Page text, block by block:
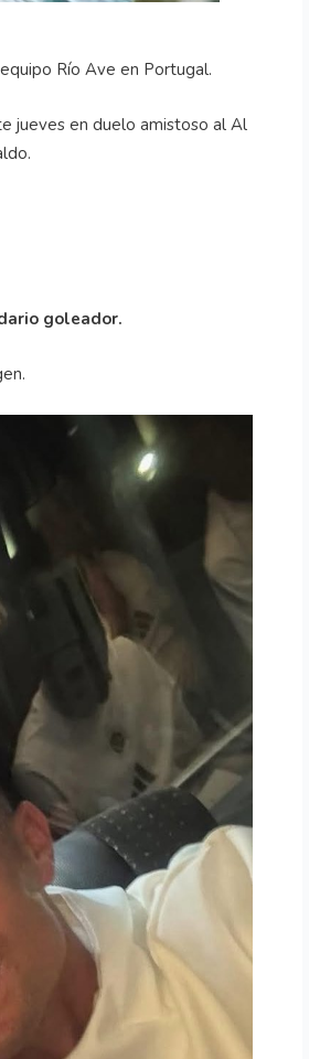
Río Ave en Portugal.
jueves en duelo amistoso al Al
goleador.